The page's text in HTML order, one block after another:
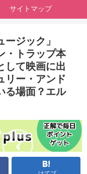
サイトマップ
ジック」
・トラップ本
して映画に出
リー・アンド
る場面？エル